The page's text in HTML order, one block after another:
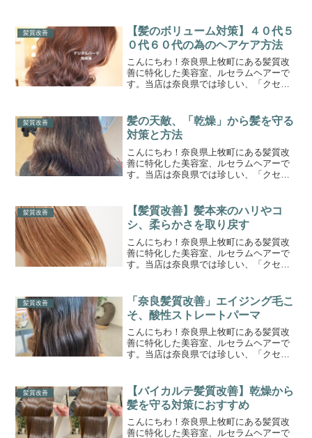
もお役立ちできれば嬉しく思います。当
店はひとりひとりに合わせ...
髪質改善
【髪のボリューム対策】４０代５
０代６０代の為のヘアケア方法
こんにちわ！奈良県上牧町にある髪質改
善に特化した美容室、ルセラムヘアーで
す。当店は奈良県では珍しい、「クセ毛
お役立ちできれば嬉しく思います。ひと
りひとりに合わせた、オー...
髪質改善
髪の天敵、「乾燥」から髪を守る
対策と方法
こんにちわ！奈良県上牧町にある髪質改
善に特化した美容室、ルセラムヘアーで
す。当店は奈良県では珍しい、「クセ毛
お役立ちできれば嬉しく思います。ひと
りひとりに合わせた、オー...
髪質改善
【髪質改善】髪本来のハリやコ
シ、柔らかさを取り戻す
こんにちわ！奈良県上牧町にある髪質改
善に特化した美容室、ルセラムヘアーで
す。当店は奈良県では珍しい、「クセ毛
お役立ちできれば嬉しく思います。ひと
りひとりに合わせた、オー...
髪質改善
「奈良髪質改善」エイジング毛こ
そ、酸性ストレートパーマ
こんにちわ！奈良県上牧町にある髪質改
善に特化した美容室、ルセラムヘアーで
す。当店は奈良県では珍しい、「クセ毛
もお役立ちできれば嬉しく思います。ク
セ毛で広がる、まとまらな...
髪質改善
【バイカルテ髪質改善】乾燥から
髪を守る対策におすすめ
こんにちわ！奈良県上牧町にある髪質改
善に特化した美容室、ルセラムヘアーで